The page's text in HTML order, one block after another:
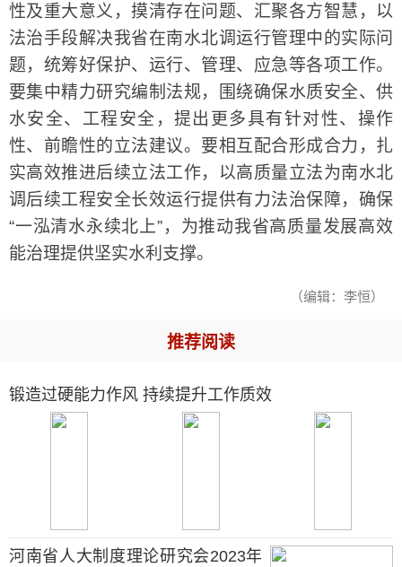
性及重大意义，摸清存在问题、汇聚各方智慧，以
法治手段解决我省在南水北调运行管理中的实际问
题，统筹好保护、运行、管理、应急等各项工作。
要集中精力研究编制法规，围绕确保水质安全、供
水安全、工程安全，提出更多具有针对性、操作
性、前瞻性的立法建议。要相互配合形成合力，扎
实高效推进后续立法工作，以高质量立法为南水北
调后续工程安全长效运行提供有力法治保障，确保
“一泓清水永续北上”，为推动我省高质量发展高效
能治理提供坚实水利支撑。
（编辑：李恒）
推荐阅读
锻造过硬能力作风 持续提升工作质效
河南省人大制度理论研究会2023年